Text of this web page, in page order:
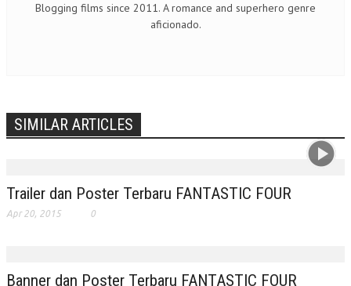
Blogging films since 2011. A romance and superhero genre
aficionado.
SIMILAR ARTICLES
Trailer dan Poster Terbaru FANTASTIC FOUR
Apr 20, 2015 0
Banner dan Poster Terbaru FANTASTIC FOUR